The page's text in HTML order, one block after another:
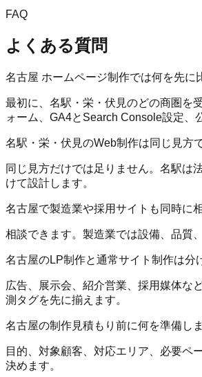
FAQ
よくある質問
名古屋 ホームページ制作では何を先に
最初に、名駅・栄・伏見のどの商圏を
ォーム、GA4とSearch Console設定、
名駅・栄・伏見のWeb制作は同じ見方
同じ見方だけでは足りません。名駅は
けて設計します。
名古屋で製造業や採用サイトも同時に
相談できます。製造業では設備、品質
名古屋のLP制作と通常サイト制作は分
広告、展示会、紹介営業、採用媒体な
測タグを先に揃えます。
名古屋の制作見積もり前に何を準備し
目的、対象顧客、対応エリア、必要ペ
決めます。